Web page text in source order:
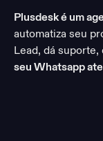
Plusdesk é um
automatiza seu
Lead, dá
seu Whatsapp